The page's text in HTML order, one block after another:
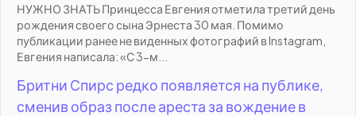
НУЖНО ЗНАТЬ Принцесса Евгения отметила третий день
рождения своего сына Эрнеста 30 мая. Помимо
публикации ранее не виденных фотографий в Instagram,
Евгения написала: «С 3-м...
Бритни Спирс редко появляется на публике,
сменив образ после ареста за вождение в